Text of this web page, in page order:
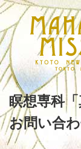
瞑想専科
お問い合